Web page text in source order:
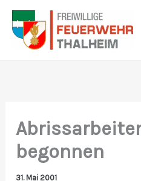
Zum
Inhalt
springen
begonnen
31. Mai 2001